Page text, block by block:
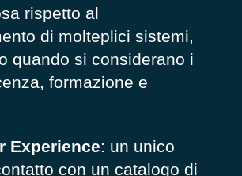
rispetto al
di molteplici sistemi,
quando si considerano i
formazione e
Experience: un unico
con un catalogo di